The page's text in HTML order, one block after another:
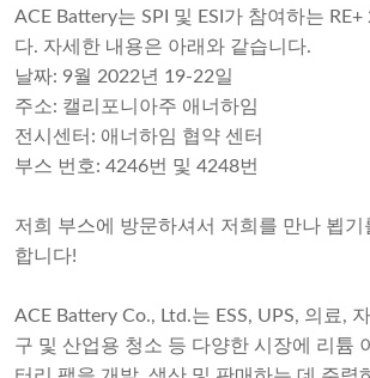
ACE Battery는 SPI 및 ESI가 참여하는 RE+
다. 자세한 내용은 아래와 같습니다.
날짜: 9월 2022년 19-22일
주소: 캘리포니아주 애너하임
전시센터: 애너하임 협약 센터
부스 번호: 4246번 및 4248번
저희 부스에 방문하셔서 저희를 만나 뵙기
합니다!
ACE Battery Co., Ltd.는 ESS, UPS, 의료,
구 및 산업용 청소 등 다양한 시장에 리튬